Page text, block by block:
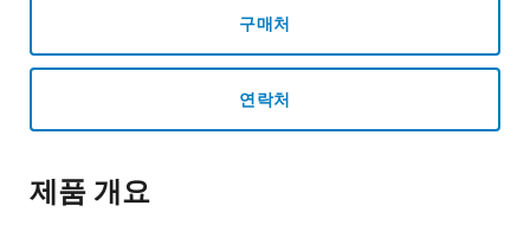
구매처
연락처
제품 개요